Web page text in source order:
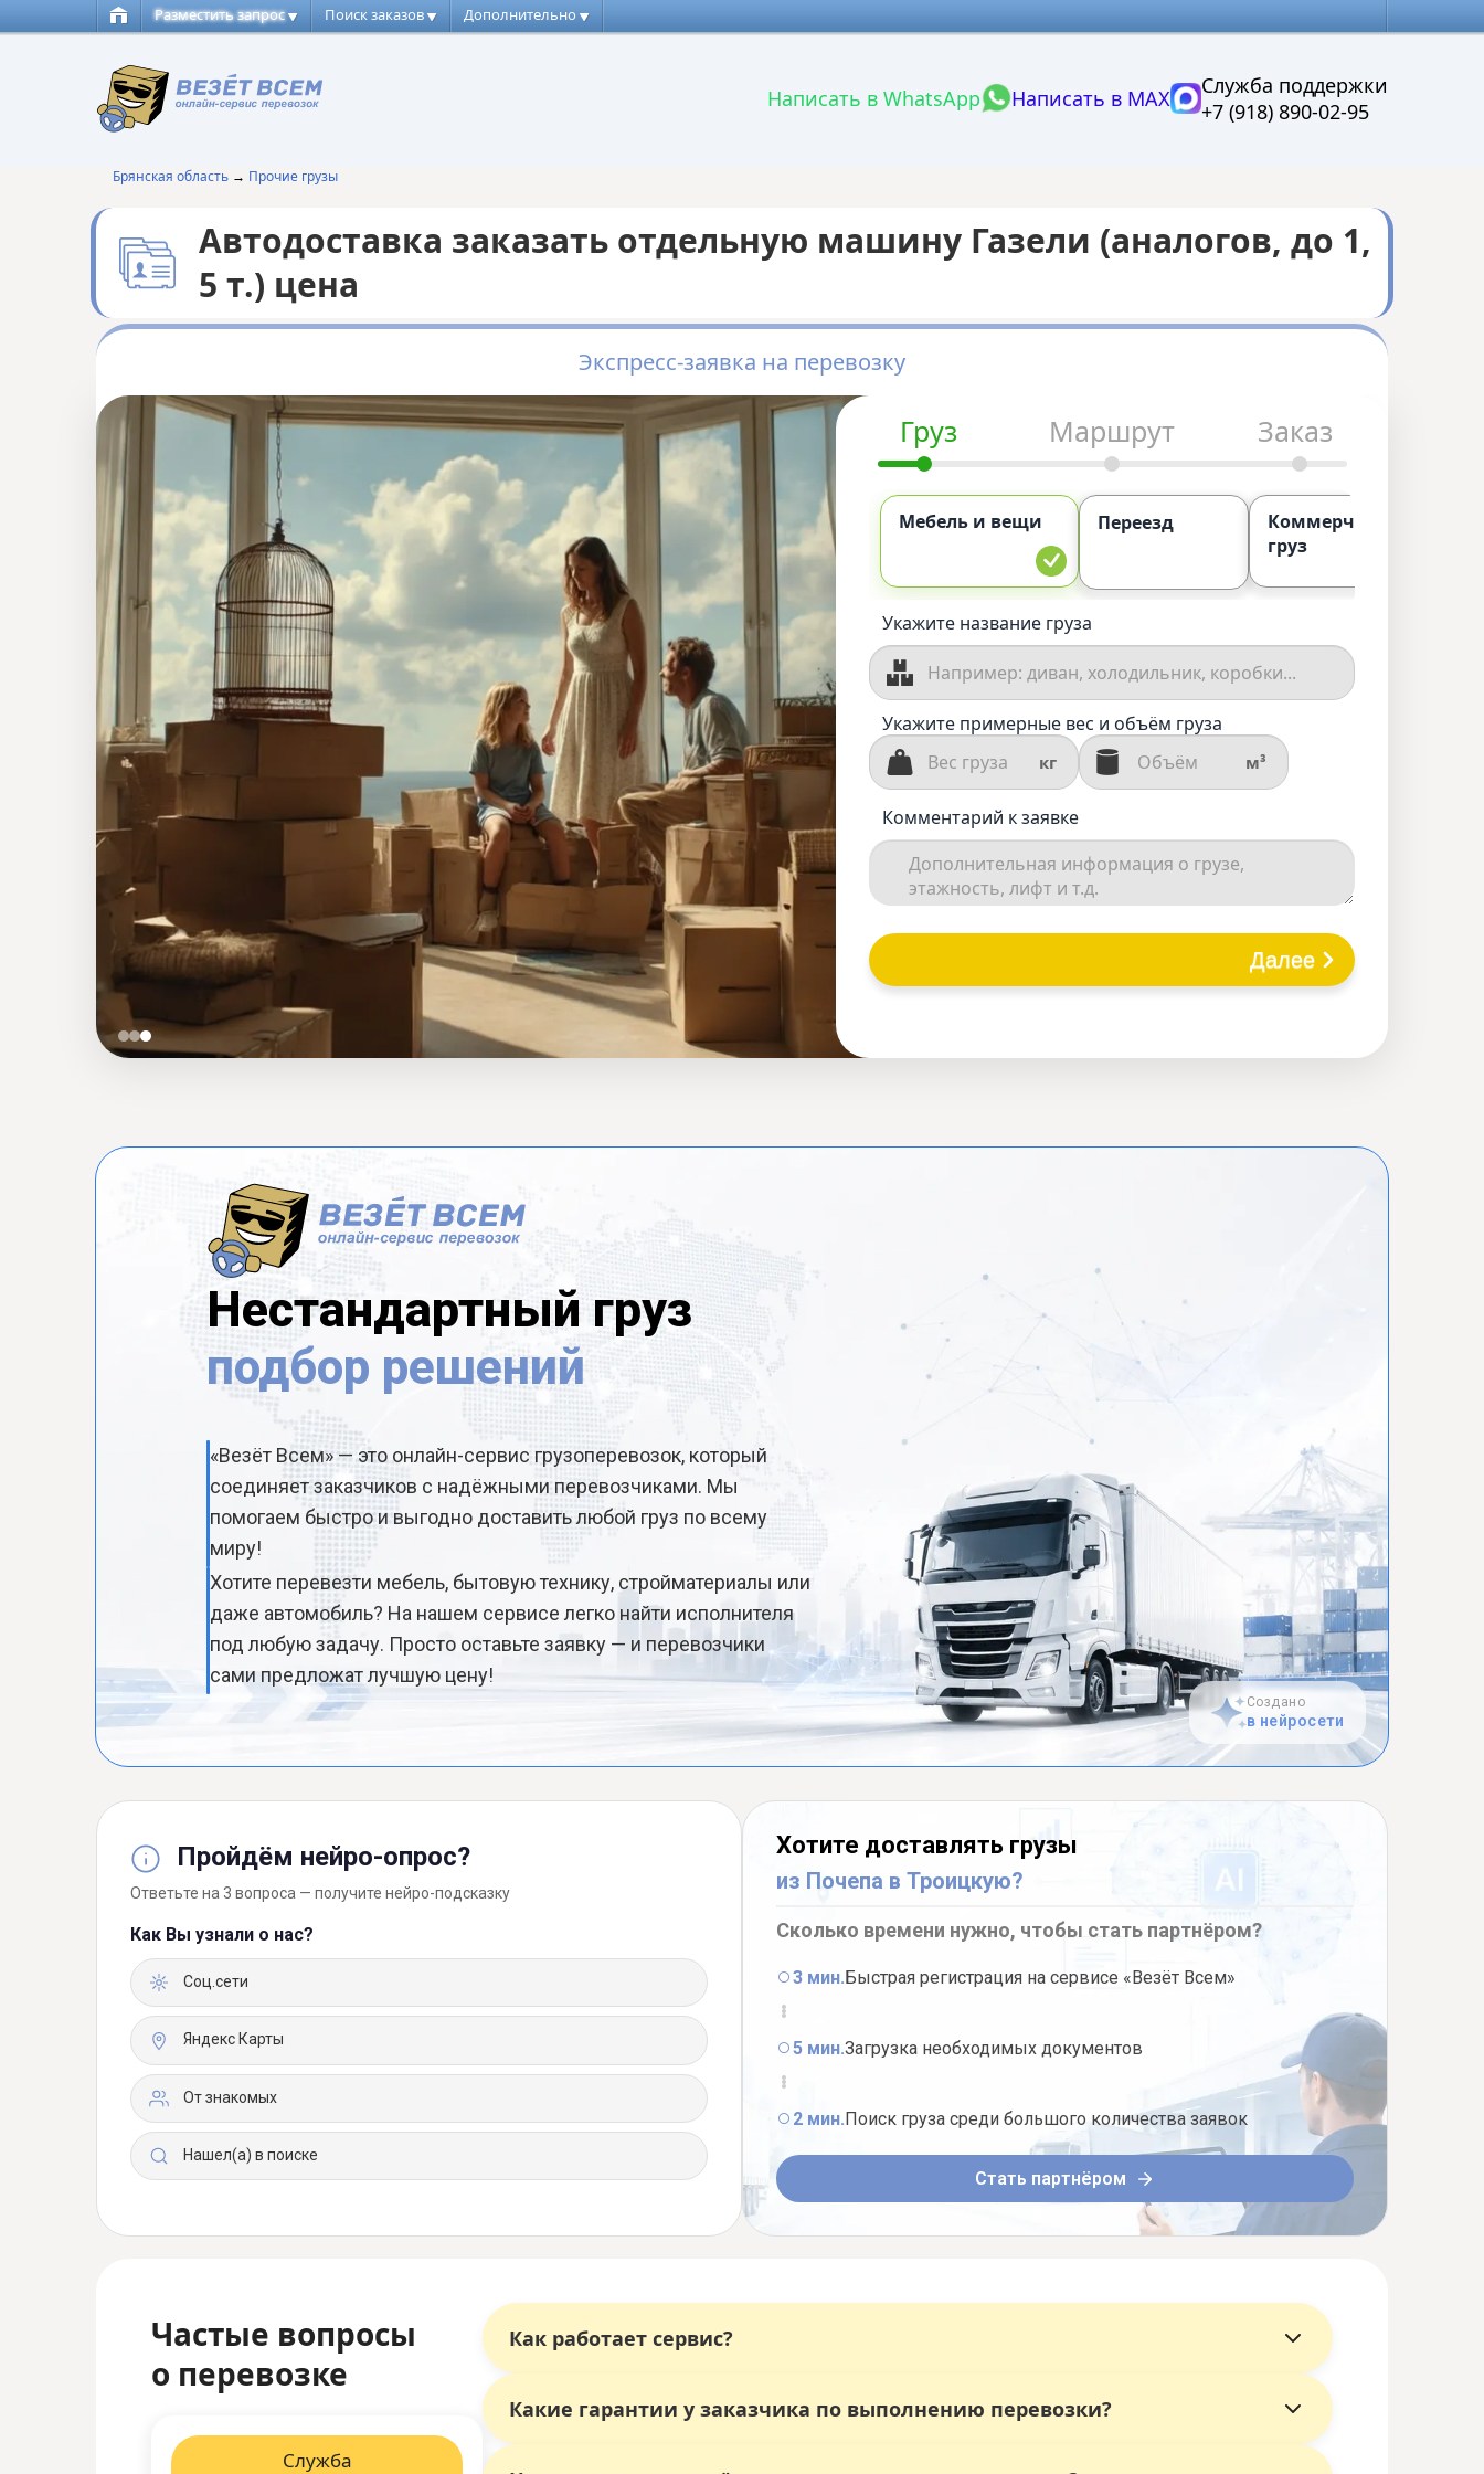
Разместить запрос Поиск заказов Дополнительно
Написать в WhatsApp Написать в MAX
Служба поддержки
+7 (918) 890-02-95
Брянская область → Прочие грузы
Автодоставка заказать отдельную машину Газели (аналогов, до 1,
5 т.) цена
Экспресс-заявка на перевозку
Груз Маршрут Заказ
Мебель и вещи Переезд
Коммерческий
груз
Укажите название груза
Укажите примерные вес и объём груза
кг м³
Комментарий к заявке
Далее
Нестандартный груз
подбор решений
«Везёт Всем» — это онлайн-сервис грузоперевозок, который
соединяет заказчиков с надёжными перевозчиками. Мы
помогаем быстро и выгодно доставить любой груз по всему
миру!
Хотите перевезти мебель, бытовую технику, стройматериалы или
даже автомобиль? На нашем сервисе легко найти исполнителя
под любую задачу. Просто оставьте заявку — и перевозчики
сами предложат лучшую цену!
Создано
в нейросети
Пройдём нейро-опрос?
Ответьте на 3 вопроса — получите нейро-подсказку
Как Вы узнали о нас?
Соц.сети
Яндекс Карты
От знакомых
Нашел(а) в поиске
Хотите доставлять грузы
из Почепа в Троицкую?
Сколько времени нужно, чтобы стать партнёром?
3 мин.Быстрая регистрация на сервисе «Везёт Всем»
5 мин.Загрузка необходимых документов
2 мин.Поиск груза среди большого количества заявок
Стать партнёром
Частые вопросы
о перевозке
Служба
Как работает сервис?
Главное отличие сервиса «Везёт Всем»— это выбор исполнителя самим заказчиком.
Перевозчики конкурируют за ваш заказ, предлагая лучшие цены и условия.
Как это работает:
Какие гарантии у заказчика по выполнению перевозки?